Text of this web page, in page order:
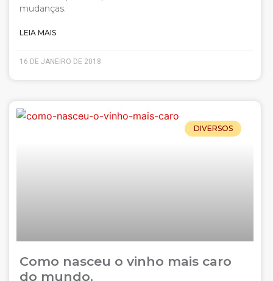
mudanças.
LEIA MAIS
16 DE JANEIRO DE 2018
DIVERSOS
Como nasceu o vinho mais caro
do mundo.